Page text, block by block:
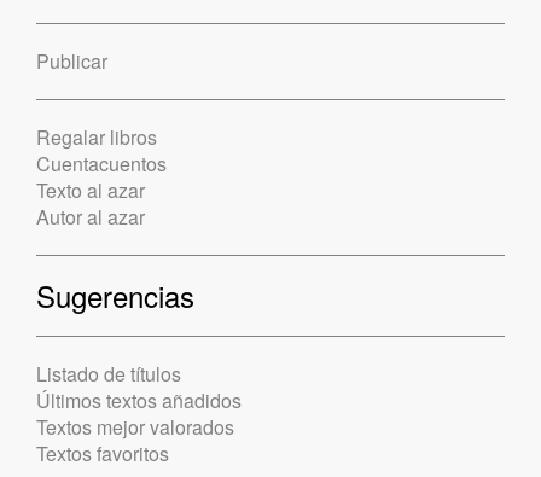
Publicar
Regalar libros
Cuentacuentos
Texto al azar
Autor al azar
Sugerencias
Listado de títulos
Últimos textos añadidos
Textos mejor valorados
Textos favoritos